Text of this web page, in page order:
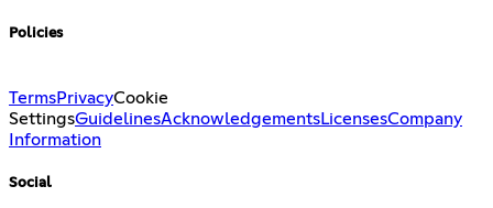
Policies
TermsPrivacyCookie
SettingsGuidelinesAcknowledgementsLicensesCompany
Information
Social